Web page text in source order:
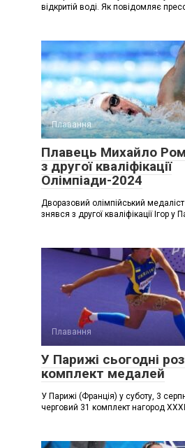
відкритій воді. Як повідомляє
Плавання
Плавець Михайло
з другої кваліфікації
Олімпіади-2024
Дворазовий олімпійський
знявся з другої кваліфікації Ігор у
Плавання
У Парижі сьогодні
комплект медалей
У Парижі (Франція) у суботу, 3
черговий 31 комплект нагород